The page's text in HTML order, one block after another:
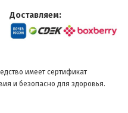
Доставляем:
имеет сертификат
и безопасно для здоровья.